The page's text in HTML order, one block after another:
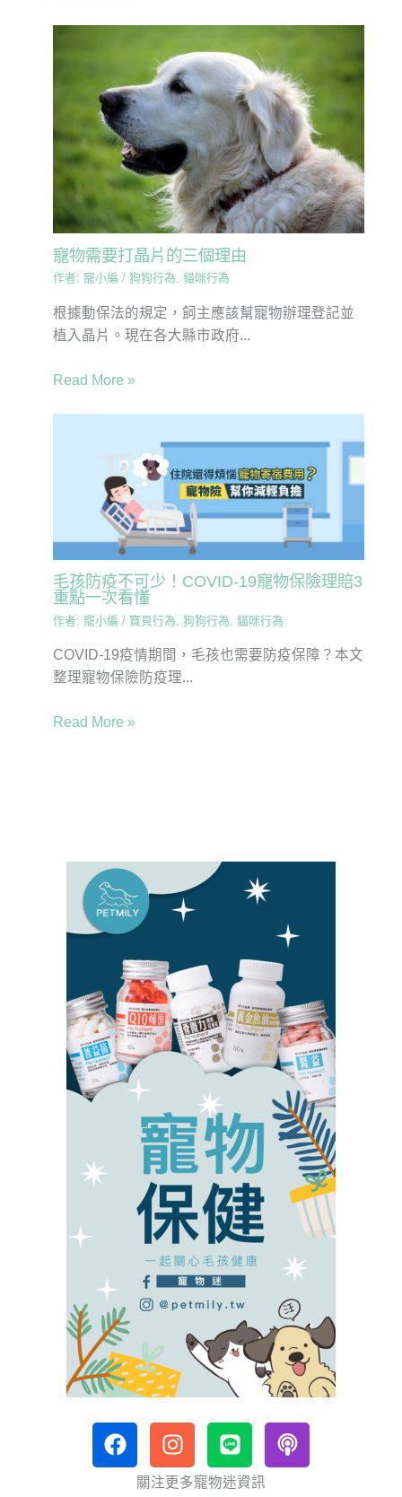
寵物需要打晶片的三個理由
作者: 寵小編 / 狗狗行為, 貓咪行為
根據動保法的規定，飼主應該幫寵物辦理登記並
植入晶片。現在各大縣市政府...
Read More »
毛孩防疫不可少！COVID-19寵物保險理賠3
重點一次看懂
作者: 寵小編 / 寶貝行為 狗狗行為 貓咪行為
COVID-19疫情期間，毛孩也需要防疫保障？本文
整理寵物保險防疫理...
Read More »
F
a
I
n
s
L
i
n
P
o
關注更多寵物迷資訊